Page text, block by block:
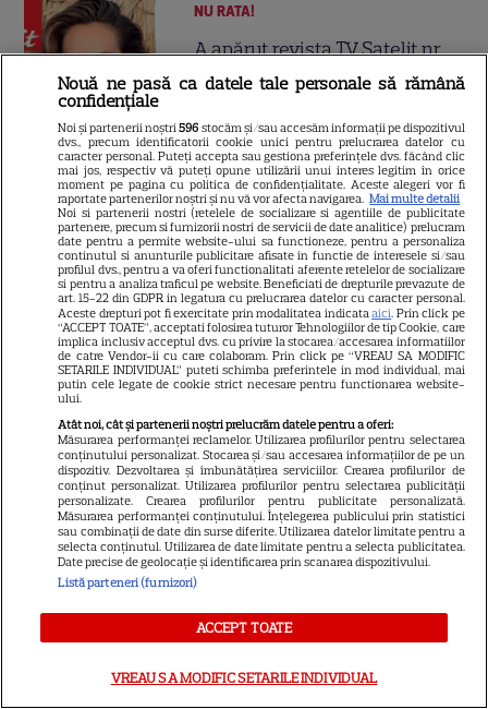
NU RATA!
A apărut revista TV Satelit nr.
16! Eda Marcus, Irina Rimes și
ghidul TV complet pentru 14
zile
VEDETE STRĂINE
Vedetele de la Hollywood care
nu s-au căsătorit niciodată. De
ce Leonardo DiCaprio și
Charlize Theron au evitat
altarul
29
VEDETE ROMÂNEŞTI
Cine este Cosmin Curticăpean,
soțul Laurei Cosoi. Afaceri,
vârstă și povestea de iubire
care durează de peste 10 ani
VEDETE STRĂINE
Stifler din „American Pie”?
dezvăluie greșeala pe care o
Nouă ne pasă ca datele tale personale să rămână
confidențiale
Noi și partenerii noștri596 stocăm și/sau accesăm informații pe dispozitivul
dvs., precum identificatorii cookie unici pentru prelucrarea datelor cu
caracter personal. Puteți accepta sau gestiona preferințele dvs. făcând clic
mai jos, respectiv vă puteți opune utilizării unui interes legitim în orice
moment pe pagina cu politica de confidențialitate. Aceste alegeri vor fi
raportate partenerilor noștri și nu vă vor afecta navigarea. Mai multe detalii
Noi si partenerii nostri (retelele de socializare si agentiile de publicitate
partenere, precum si furnizorii nostri de servicii de date analitice) prelucram
date pentru a permite website-ului sa functioneze, pentru a personaliza
continutul si anunturile publicitare afisate in functie de interesele si/sau
profilul dvs., pentru a va oferi functionalitati aferente retelelor de socializare
si pentru a analiza traficul pe website. Beneficiati de drepturile prevazute de
art. 15-22 din GDPR in legatura cu prelucrarea datelor cu caracter personal.
Aceste drepturi pot fi exercitate prin modalitatea indicataaici. Prin click pe
“ACCEPT TOATE”, acceptati folosirea tuturor Tehnologiilor de tip Cookie, care
implica inclusiv acceptul dvs. cu privire la stocarea/accesarea informatiilor
de catre Vendor-ii cu care colaboram. Prin click pe “VREAU SA MODIFIC
SETARILE INDIVIDUAL” puteti schimba preferintele in mod individual, mai
putin cele legate de cookie strict necesare pentru functionarea website-
ului.
Atât noi, cât și partenerii noștri prelucrăm datele pentru a oferi:
Măsurarea performanței reclamelor. Utilizarea profilurilor pentru selectarea
conținutului personalizat. Stocarea și/sau accesarea informațiilor de pe un
dispozitiv. Dezvoltarea și îmbunătățirea serviciilor. Crearea profilurilor de
conținut personalizat. Utilizarea profilurilor pentru selectarea publicității
personalizate. Crearea profilurilor pentru publicitate personalizată.
Măsurarea performanței conținutului. Înțelegerea publicului prin statistici
sau combinații de date din surse diferite. Utilizarea datelor limitate pentru a
selecta conținutul. Utilizarea de date limitate pentru a selecta publicitatea.
Date precise de geolocație și identificarea prin scanarea dispozitivului.
Listă parteneri (furnizori)
ACCEPT TOATE
VREAU SA MODIFIC SETARILE INDIVIDUAL